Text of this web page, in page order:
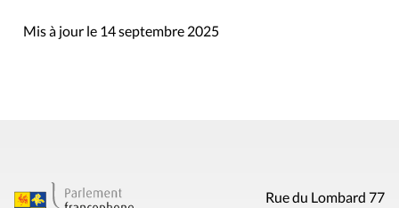
Mis à jour le 14 septembre 2025
Rue du Lombard 77